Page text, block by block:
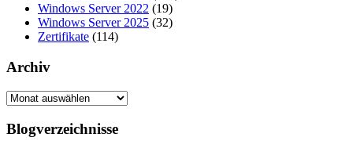
Windows Server 2022 (19)
Windows Server 2025 (32)
Zertifikate (114)
Archiv
Archiv
Blogverzeichnisse